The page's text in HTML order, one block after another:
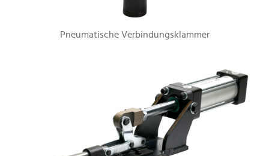
Pneumatische Verbindungsklammer